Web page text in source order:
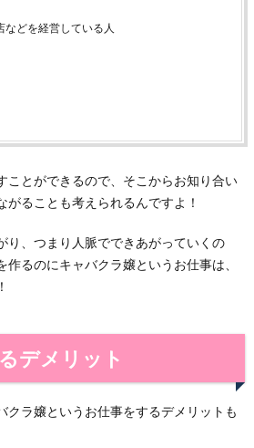
などを経営している人
ことができるので、そこからお知り合い
がることも考えられるんですよ！
り、つまり人脈でできあがっていくの
るのにキャバクラ嬢というお仕事は、
デメリット
クラ嬢というお仕事をするデメリットも